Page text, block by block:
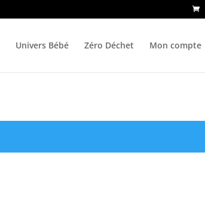
Univers Bébé Zéro Déchet Mon compte